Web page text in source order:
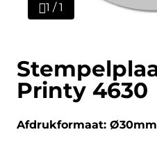
1 / 1
Printy 4630
Afdrukformaat: Ø30mm